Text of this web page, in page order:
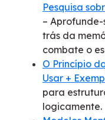
Pesquisa
–
trás da
combate o
O Princípio
Usar +
para
logicamente.